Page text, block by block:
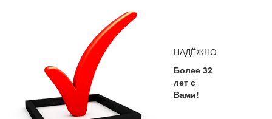
НАДЁЖНО
Более 32
лет с
Вами!